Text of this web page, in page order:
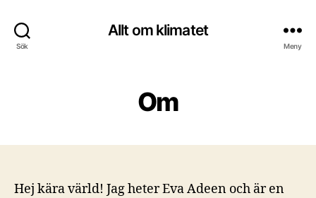
Sök
Allt om klimatet
Meny
Om
Hej kära värld! Jag heter Eva Adeen och är en